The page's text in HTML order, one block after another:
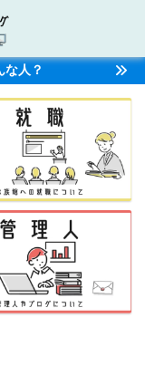
な人？